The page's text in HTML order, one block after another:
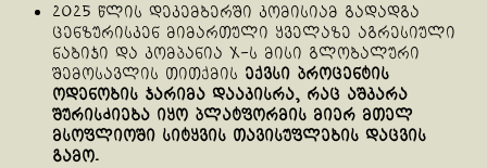
2025 წლის დეკემბერში კომისიამ გადადგა
ცენზურისკენ მიმართული ყველაზე აგრესიული
ნაბიჯი და კომპანია X-ს მისი გლობალური
შემოსავლის თითქმის ექვსი პროცენტის
ოდენობის ჯარიმა დააკისრა, რაც აშკარა
შურისძიება იყო პლატფორმის მიერ მთელ
მსოფლიოში სიტყვის თავისუფლების დაცვის
გამო.